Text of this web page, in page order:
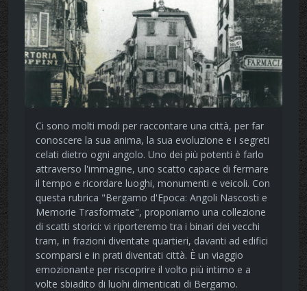
Ci sono molti modi per raccontare una città, per far
conoscere la sua anima, la sua evoluzione e i segreti
celati dietro ogni angolo. Uno dei più potenti è farlo
attraverso l'immagine, uno scatto capace di fermare
il tempo e ricordare luoghi, monumenti e veicoli. Con
questa rubrica "Bergamo d'Epoca: Angoli Nascosti e
Memorie Trasformate", proponiamo una collezione
di scatti storici: vi riporteremo tra i binari dei vecchi
tram, in frazioni diventate quartieri, davanti ad edifici
scomparsi e in prati diventati città. È un viaggio
emozionante per riscoprire il volto più intimo e a
volte sbiadito di luohi dimenticati di Bergamo.